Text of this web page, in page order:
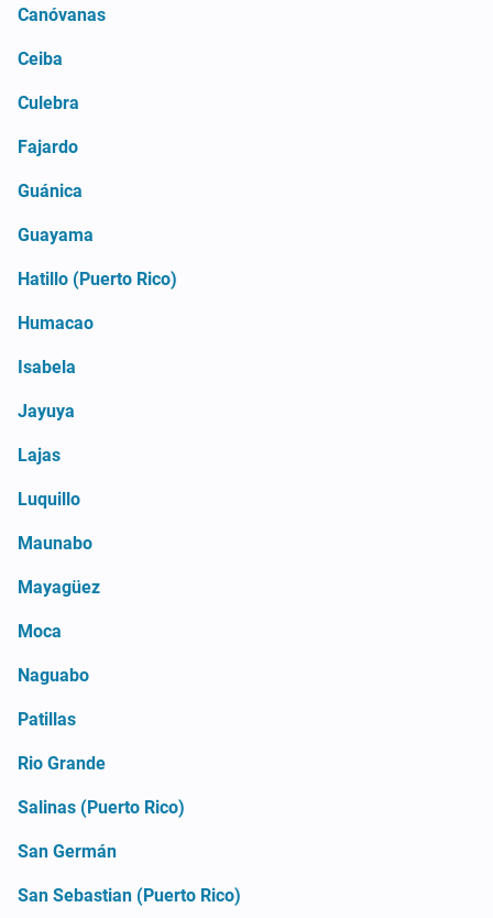
Canóvanas
Ceiba
Culebra
Fajardo
Guánica
Guayama
Hatillo (Puerto Rico)
Humacao
Isabela
Jayuya
Lajas
Luquillo
Maunabo
Mayagüez
Moca
Naguabo
Patillas
Rio Grande
Salinas (Puerto Rico)
San Germán
San Sebastian (Puerto Rico)